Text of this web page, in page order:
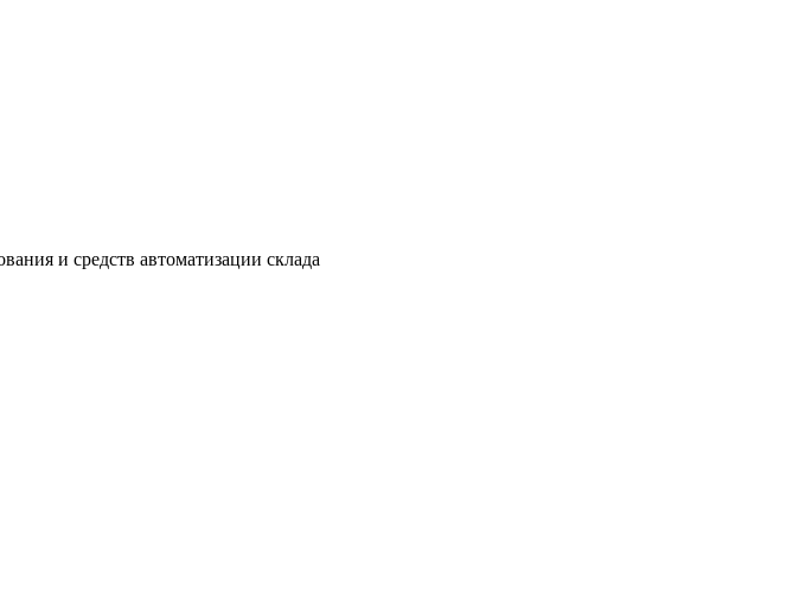
и средств автоматизации склада